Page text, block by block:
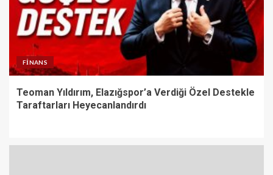
FINANS
Teoman Yıldırım, Elazığspor’a Verdiği Özel Destekle
Taraftarları Heyecanlandırdı